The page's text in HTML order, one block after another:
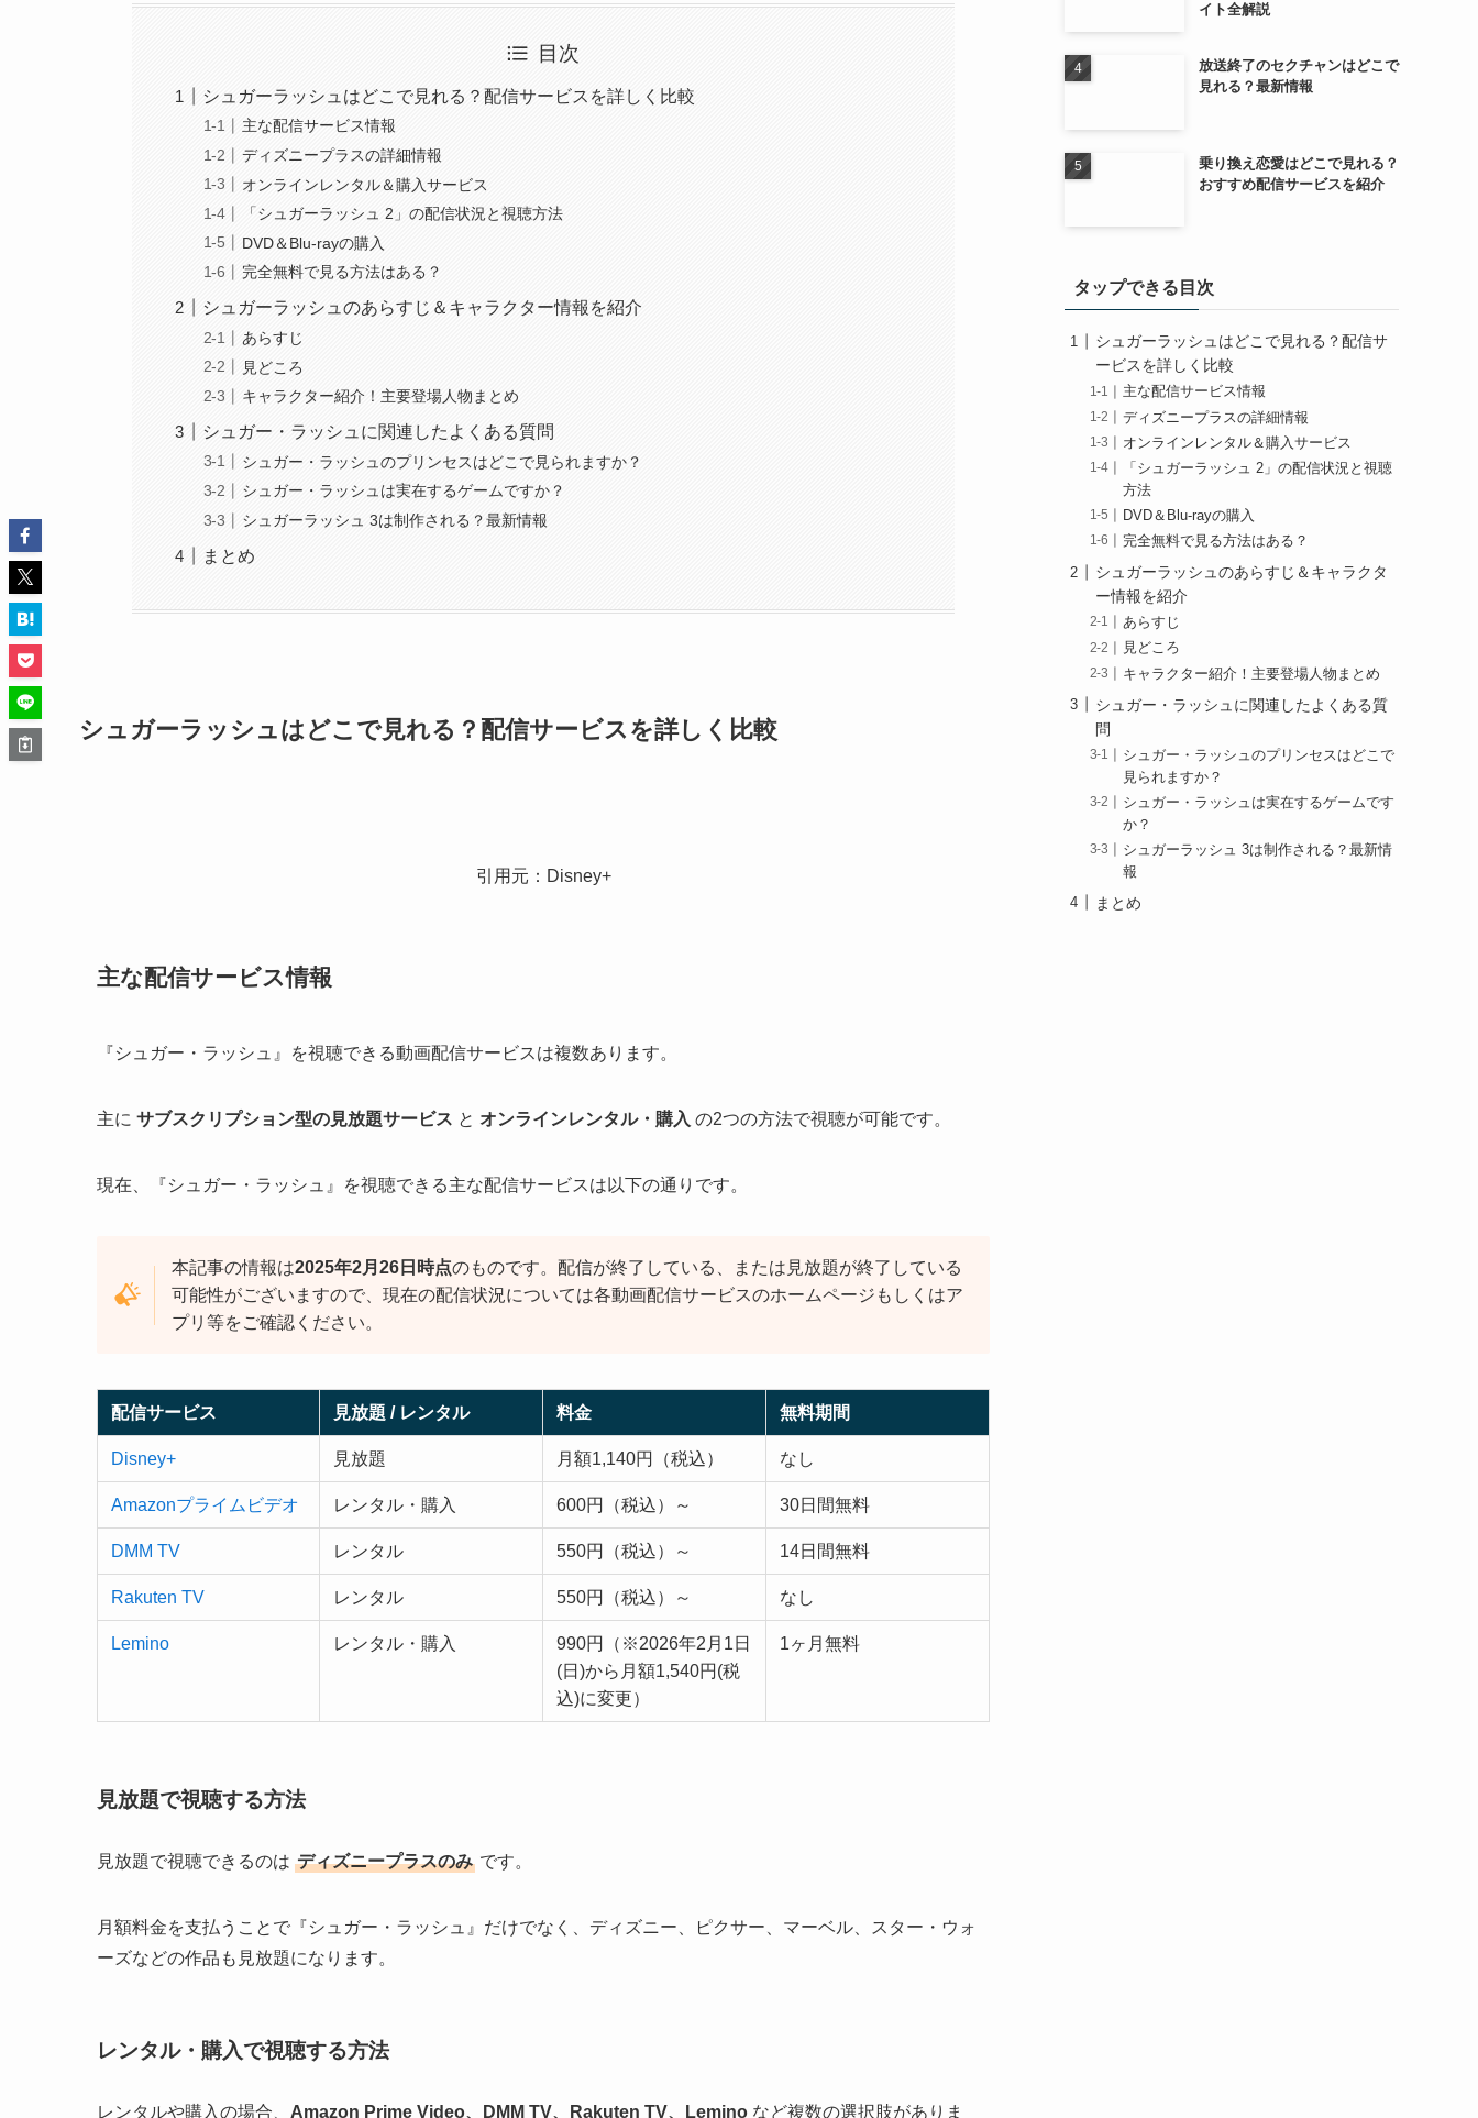
目次
シュガーラッシュはどこで見れる？配信サービスを詳しく比較
主な配信サービス情報
ディズニープラスの詳細情報
オンラインレンタル＆購入サービス
「シュガーラッシュ 2」の配信状況と視聴方法
DVD＆Blu-rayの購入
完全無料で見る方法はある？
シュガーラッシュのあらすじ＆キャラクター情報を紹介
あらすじ
見どころ
キャラクター紹介！主要登場人物まとめ
シュガー・ラッシュに関連したよくある質問
シュガー・ラッシュのプリンセスはどこで見られますか？
シュガー・ラッシュは実在するゲームですか？
シュガーラッシュ 3は制作される？最新情報
まとめ
シュガーラッシュはどこで見れる？配信サービスを詳しく比較
引用元：Disney+
主な配信サービス情報
『シュガー・ラッシュ』を視聴できる動画配信サービスは複数あります。
主に サブスクリプション型の見放題サービス と オンラインレンタル・購入 の2つの方法で視聴が可能です。
現在、『シュガー・ラッシュ』を視聴できる主な配信サービスは以下の通りです。
本記事の情報は2025年2月26日時点のものです。配信が終了している、または見放題が終了している
可能性がございますので、現在の配信状況については各動画配信サービスのホームページもしくはア
プリ等をご確認ください。
配信サービス 見放題 / レンタル 料金 無料期間
Disney+ 見放題 月額1,140円（税込） なし
Amazonプライムビデオ レンタル・購入 600円（税込）～ 30日間無料
DMM TV レンタル 550円（税込）～ 14日間無料
Rakuten TV レンタル 550円（税込）～ なし
Lemino レンタル・購入
990円（※2026年2月1日
(日)から月額1,540円(税
込)に変更）
1ヶ月無料
見放題で視聴する方法
見放題で視聴できるのは ディズニープラスのみ です。
月額料金を支払うことで『シュガー・ラッシュ』だけでなく、ディズニー、ピクサー、マーベル、スター・ウォ
ーズなどの作品も見放題になります。
レンタル・購入で視聴する方法
レンタルや購入の場合、 Amazon Prime Video、DMM TV、Rakuten TV、Lemino など複数の選択肢がありま
イト全解説
放送終了のセクチャンはどこで
見れる？最新情報
乗り換え恋愛はどこで見れる？
おすすめ配信サービスを紹介
タップできる目次
シュガーラッシュはどこで見れる？配信サ
ービスを詳しく比較
主な配信サービス情報
ディズニープラスの詳細情報
オンラインレンタル＆購入サービス
「シュガーラッシュ 2」の配信状況と視聴
方法
DVD＆Blu-rayの購入
完全無料で見る方法はある？
シュガーラッシュのあらすじ＆キャラクタ
ー情報を紹介
あらすじ
見どころ
キャラクター紹介！主要登場人物まとめ
シュガー・ラッシュに関連したよくある質
問
シュガー・ラッシュのプリンセスはどこで
見られますか？
シュガー・ラッシュは実在するゲームです
か？
シュガーラッシュ 3は制作される？最新情
報
まとめ